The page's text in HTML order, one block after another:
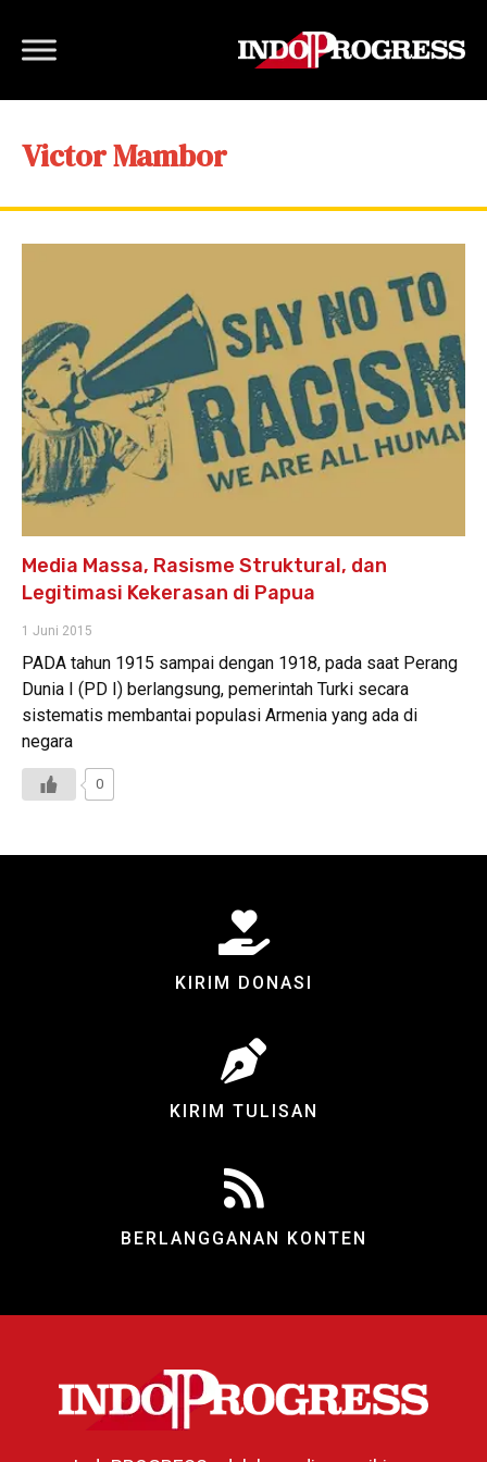
Victor Mambor
Media Massa, Rasisme Struktural, dan
Legitimasi Kekerasan di Papua
1 Juni 2015
PADA tahun 1915 sampai dengan 1918, pada saat Perang
Dunia I (PD I) berlangsung, pemerintah Turki secara
sistematis membantai populasi Armenia yang ada di
negara
0
KIRIM DONASI
KIRIM TULISAN
BERLANGGANAN KONTEN